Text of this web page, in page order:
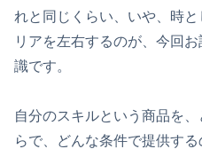
れと同じくらい、いや、時
リアを左右するのが、今回
識です。
自分のスキルという商品を
らで、どんな条件で提供す